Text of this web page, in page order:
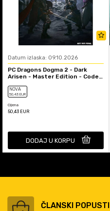
Datum izlaska: 09.10.2026
PC Dragons Dogma 2 - Dark
Arisen - Master Edition - Code
NOVA
50,43 EUR
Cijena
50,43 EUR
DODAJ U KORPU
ČLANSKI POPUSTI